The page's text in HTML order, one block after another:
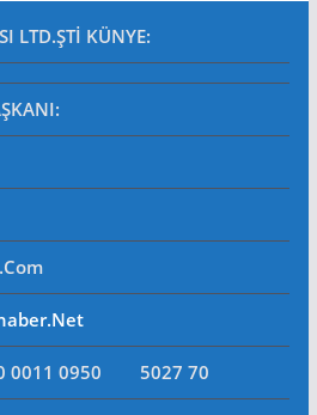
LTD.ŞTİ KÜNYE:
0011 0950 5027 70